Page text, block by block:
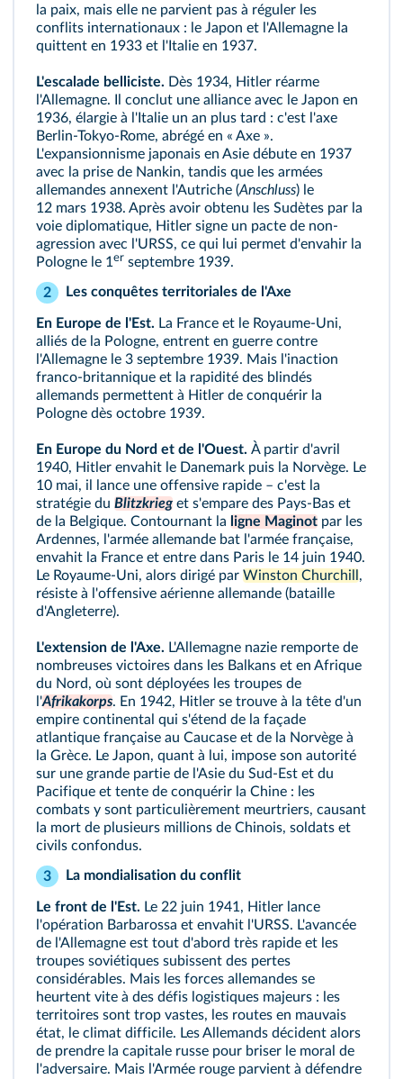
la paix, mais elle ne parvient pas à réguler les
conflits internationaux : le Japon et l'Allemagne la
quittent en 1933 et l'Italie en 1937.
L'escalade belliciste. Dès 1934, Hitler réarme
l'Allemagne. Il conclut une alliance avec le Japon en
1936, élargie à l'Italie un an plus tard : c'est l'axe
Berlin-Tokyo-Rome, abrégé en « Axe ».
L'expansionnisme japonais en Asie débute en 1937
avec la prise de Nankin, tandis que les armées
allemandes annexent l'Autriche (Anschluss) le
12 mars 1938. Après avoir obtenu les Sudètes par la
voie diplomatique, Hitler signe un pacte de non-
agression avec l'URSS, ce qui lui permet d'envahir la
Pologne le 1er septembre 1939.
2 Les conquêtes territoriales de l'Axe
En Europe de l'Est. La France et le Royaume-Uni,
alliés de la Pologne, entrent en guerre contre
l'Allemagne le 3 septembre 1939. Mais l'inaction
franco-britannique et la rapidité des blindés
allemands permettent à Hitler de conquérir la
Pologne dès octobre 1939.
En Europe du Nord et de l'Ouest. À partir d'avril
1940, Hitler envahit le Danemark puis la Norvège. Le
10 mai, il lance une offensive rapide – c'est la
stratégie du Blitzkrieget s'empare des Pays-Bas et
de la Belgique. Contournant la ligne Maginot par les
Ardennes, l'armée allemande bat l'armée française,
envahit la France et entre dans Paris le 14 juin 1940.
Le Royaume‑Uni, alors dirigé par Winston Churchill ,
résiste à l'offensive aérienne allemande (bataille
d'Angleterre).
L'extension de l'Axe. L'Allemagne nazie remporte de
nombreuses victoires dans les Balkans et en Afrique
du Nord, où sont déployées les troupes de
l'Afrikakorps. En 1942, Hitler se trouve à la tête d'un
empire continental qui s'étend de la façade
atlantique française au Caucase et de la Norvège à
la Grèce. Le Japon, quant à lui, impose son autorité
sur une grande partie de l'Asie du Sud-Est et du
Pacifique et tente de conquérir la Chine : les
combats y sont particulièrement meurtriers, causant
la mort de plusieurs millions de Chinois, soldats et
civils confondus.
3 La mondialisation du conflit
Le front de l'Est. Le 22 juin 1941, Hitler lance
l'opération Barbarossa et envahit l'URSS. L'avancée
de l'Allemagne est tout d'abord très rapide et les
troupes soviétiques subissent des pertes
considérables. Mais les forces allemandes se
heurtent vite à des défis logistiques majeurs : les
territoires sont trop vastes, les routes en mauvais
état, le climat difficile. Les Allemands décident alors
de prendre la capitale russe pour briser le moral de
l'adversaire. Mais l'Armée rouge parvient à défendre